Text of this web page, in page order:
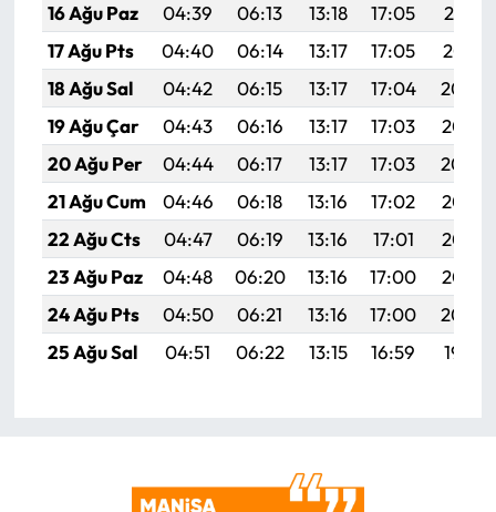
16 Ağu Paz
04:39 06:13 13:18 17:05
20:12
17 Ağu Pts
04:40 06:14 13:17 17:05
20:10
18 Ağu Sal
04:42 06:15 13:17 17:04
20:09
19 Ağu Çar
04:43 06:16 13:17 17:03
20:08
20 Ağu Per
04:44 06:17 13:17 17:03
20:06
21 Ağu Cum
04:46 06:18 13:16 17:02
20:05
22 Ağu Cts
04:47 06:19 13:16 17:01
20:03
23 Ağu Paz
04:48 06:20 13:16 17:00
20:02
24 Ağu Pts
04:50 06:21 13:16 17:00
20:00
25 Ağu Sal
04:51 06:22 13:15 16:59 19:59